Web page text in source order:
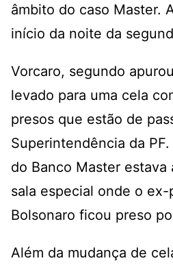
âmbito do caso Master.
início da noite da
Vorcaro, segundo
levado para uma cela
presos que estão de
Superintendência da
do Banco Master estava
sala especial onde o
Bolsonaro ficou preso
Além da mudança de